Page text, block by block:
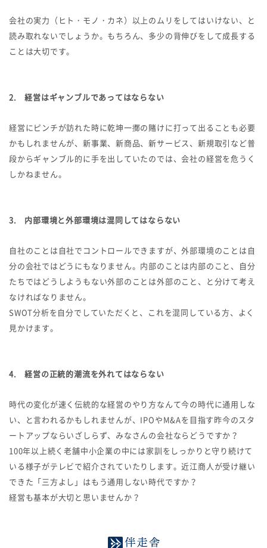
会社の実力（ヒト・モノ・カネ）以上のムリをしてはいけない、と
読み取れないでしょうか。もちろん、多少の背伸びをして成長する
ことは大切です。
2. 経営はギャンブルであってはならない
経営にピンチが訪れた時に乾坤一擲の賭けに打って出ることも必要
かもしれませんが、新事業、新商品、新サービス、新規取引など普
段からギャンブル的に手を出していたのでは、会社の経営を危うく
しかねません。
3. 内部環境と外部環境は混同してはならない
自社のことは自社でコントロールできますが、外部環境のことは自
分の会社ではどうにもなりません。内部のことは内部のこと、自分
たちではどうしようもない外部のことは外部のこと、と分けて考え
なければなりません。
SWOT分析を自分でしていただくと、これを混同している方、よく
見かけます。
4. 経営の正統的潮流を外れてはならない
時代の変化が速く伝統的な経営のやり方なんて今の時代に通用しな
い、と言われるかもしれませんが、IPOやM&Aを目指す昨今のスタ
ートアップならいざしらず、みなさんの会社ならどうですか？
100年以上続く老舗中小企業の中には家訓をしっかりと守り続けて
いる様子がテレビで紹介されていたりします。近江商人が受け継い
できた「三方よし」はもう通用しない時代ですか？
経営も基本が大切と思いませんか？